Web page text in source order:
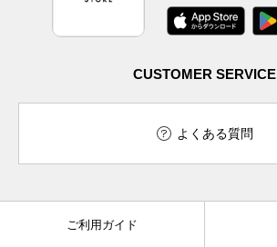
CUSTOMER SERVICE
よくある質問
ご利用ガイド